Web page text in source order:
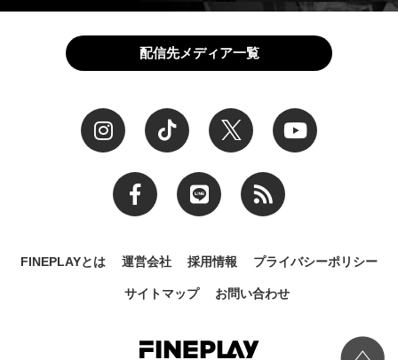
配信先メディア一覧
FINEPLAYとは 運営会社 採用情報 プライバシーポリシー
サイトマップ お問い合わせ